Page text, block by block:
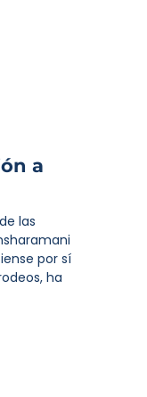
a
las
por sí
ha